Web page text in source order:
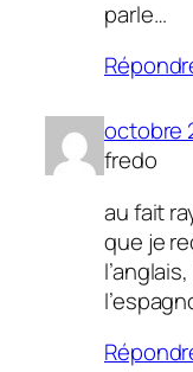
parle…
octobre
fredo
au fait
que je